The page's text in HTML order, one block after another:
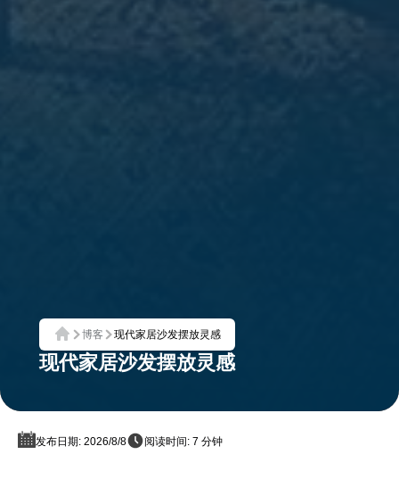
首页
博客 现代家居沙发摆放灵感
现代家居沙发摆放灵感
发布日期: 2026/8/8 阅读时间: 7 分钟